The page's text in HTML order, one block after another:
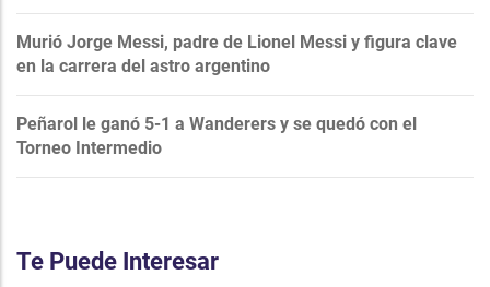
Murió Jorge Messi, padre de Lionel Messi y figura clave
en la carrera del astro argentino
Peñarol le ganó 5-1 a Wanderers y se quedó con el
Torneo Intermedio
Te Puede Interesar